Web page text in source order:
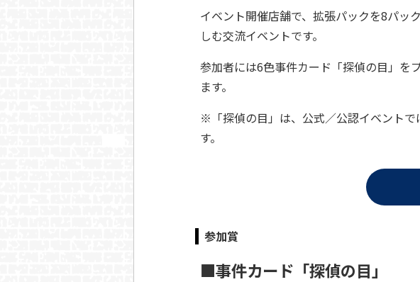
イベント開催店舗で、拡張パックを8パッ
しむ交流イベントです。
参加者には6色事件カード「探偵の目」を
ます。
※「探偵の目」は、公式／公認イベント
す。
参加賞
■事件カード「探偵の目」